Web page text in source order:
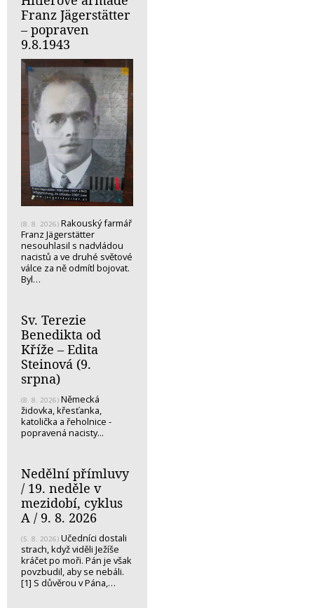
Franz Jägerstätter
– popraven
9.8.1943
(8. 8. 2026) Rakouský farmář
Franz Jägerstätter
nesouhlasil s nadvládou
nacistů a ve druhé světové
válce za ně odmítl bojovat.
Byl…
Sv. Terezie
Benedikta od
Kříže – Edita
Steinová (9.
srpna)
(8. 8. 2026) Německá
židovka, křesťanka,
katolička a řeholnice -
popravená nacisty...
Nedělní přímluvy
/ 19. neděle v
mezidobí, cyklus
A / 9. 8. 2026
(5. 8. 2026) Učedníci dostali
strach, když viděli Ježíše
kráčet po moři. Pán je však
povzbudil, aby se nebáli.
[1] S důvěrou v Pána,…